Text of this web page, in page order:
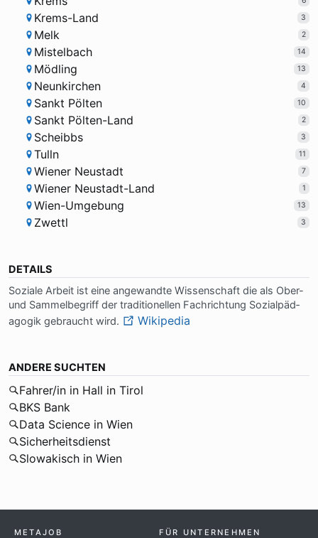
Krems-Land 3
Melk 2
Mistelbach 14
Mödling 13
Neunkirchen 4
Sankt Pölten 10
Sankt Pölten-Land 2
Scheibbs 3
Tulln 11
Wiener Neustadt 7
Wiener Neustadt-Land 1
Wien-Umgebung 13
Zwettl 3
DETAILS
So­zia­le Ar­beit ist ei­ne an­ge­wand­te Wis­sen­schaft die als Ober-
und Sam­mel­be­griff der tra­di­tio­nel­len Fach­rich­tung So­zi­al­päd­
ago­gik ge­braucht wird.
Wikipedia
ANDERE SUCHTEN
Fahrer/in in Hall in Tirol
BKS Bank
Data Science in Wien
Sicherheitsdienst
Slowakisch in Wien
METAJOB FÜR UNTERNEHMEN